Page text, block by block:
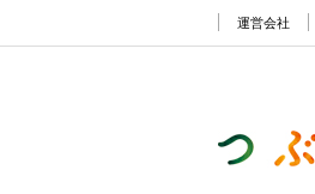
運営会社